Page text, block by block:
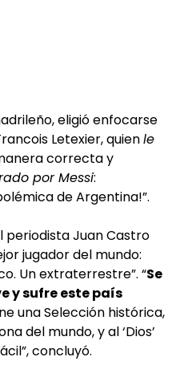
eligió enfocarse
Letexier, quienle
correcta y
por Messi:
de Argentina!”.
periodista Juan Castro
jugador del mundo:
Un extraterrestre”. “Se
y sufre este país
una Selección histórica,
del mundo, y al ‘Dios’
concluyó.